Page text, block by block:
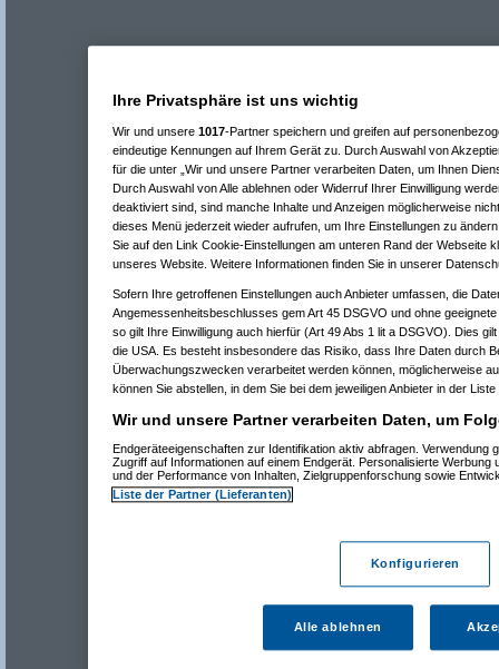
Ihre Privatsphäre ist uns wichtig
Wir und unsere 1017-Partner speichern und greifen auf
eindeutige Kennungen auf Ihrem Gerät zu. Durch Auswahl von
für die unter „Wir und unsere Partner verarbeiten Daten, um Ihnen
Durch Auswahl von Alle ablehnen oder Widerruf Ihrer Einwilligung
deaktiviert sind, sind manche Inhalte und Anzeigen möglicherweise
dieses Menü jederzeit wieder aufrufen, um Ihre Einstellungen zu
Sie auf den Link Cookie-Einstellungen am unteren Rand der Webseite
unseres Website. Weitere Informationen finden Sie in unserer
Sofern Ihre getroffenen Einstellungen auch Anbieter umfassen, die
Angemessenheitsbeschlusses gem Art 45 DSGVO und ohne
so gilt Ihre Einwilligung auch hierfür (Art 49 Abs 1 lit a DSGVO). Dies
die USA. Es besteht insbesondere das Risiko, dass Ihre Daten durch
Überwachungszwecken verarbeitet werden können, möglicherweise
können Sie abstellen, in dem Sie bei dem jeweiligen Anbieter in der
Wir und unsere Partner verarbeiten Daten, um
Endgeräteeigenschaften zur Identifikation aktiv abfragen. Verwendung
Zugriff auf Informationen auf einem Endgerät. Personalisierte Werbung
und der Performance von Inhalten, Zielgruppenforschung sowie
Liste der Partner (Lieferanten)
Konfigurieren
Alle ablehnen